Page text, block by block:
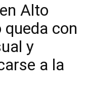
Alto
con
y
a la